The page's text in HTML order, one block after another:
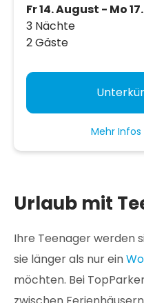
Fr 14. August - Mo
3 Nächte
2 Gäste
Mehr
Urlaub mit
Ihre Teenager werden
sie länger als nur ein
möchten. Bei